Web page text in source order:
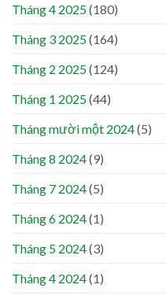
Tháng 4 2025(180)
Tháng 3 2025(164)
Tháng 2 2025(124)
Tháng 1 2025(44)
Tháng mười một 2024(5)
Tháng 8 2024(9)
Tháng 7 2024(5)
Tháng 6 2024(1)
Tháng 5 2024(3)
Tháng 4 2024(1)